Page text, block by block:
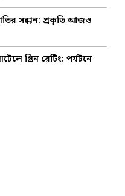
সন্ধান: প্রকৃতি আজও
গ্রিন রেটিং: পর্যটনে